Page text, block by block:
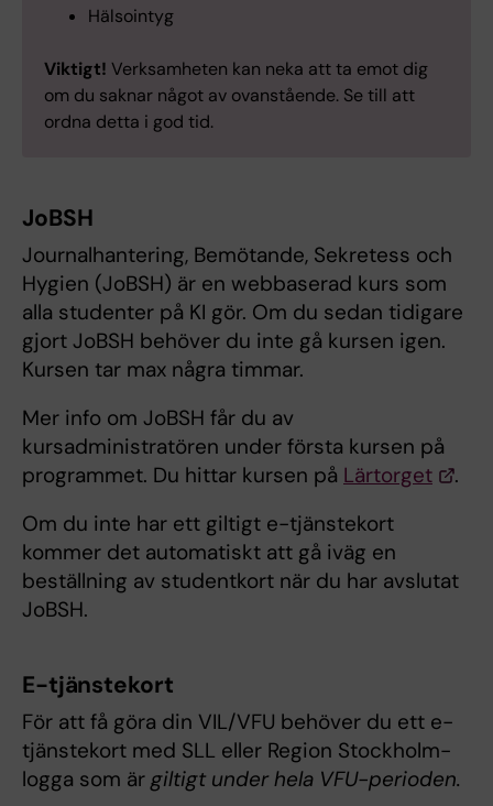
Hälsointyg
Viktigt! Verksamheten kan neka att ta emot dig
om du saknar något av ovanstående. Se till att
ordna detta i god tid.
JoBSH
Journalhantering, Bemötande, Sekretess och
Hygien (JoBSH) är en webbaserad kurs som
alla studenter på KI gör. Om du sedan tidigare
gjort JoBSH behöver du inte gå kursen igen.
Kursen tar max några timmar.
Mer info om JoBSH får du av
kursadministratören under första kursen på
programmet. Du hittar kursen på Lärtorget
.
Om du inte har ett giltigt e-tjänstekort
kommer det automatiskt att gå iväg en
beställning av studentkort när du har avslutat
JoBSH.
E-tjänstekort
För att få göra din VIL/VFU behöver du ett e-
tjänstekort med SLL eller Region Stockholm-
logga som är giltigt under hela VFU-perioden.